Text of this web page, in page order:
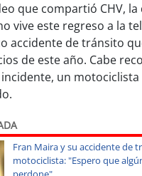
que compartió CHV,
vive este regreso a la
accidente de tránsito
de este año. Cabe
un motociclista
Fran Maira y su accidente de
motociclista: "Espero que